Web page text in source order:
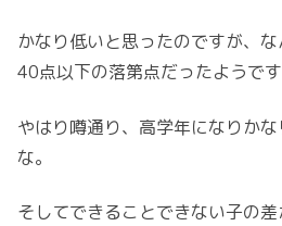
かなり低いと思ったのですが、
40点以下の落第点だったようです
やはり噂通り、高学年になりか
な。
そしてできることできない子の